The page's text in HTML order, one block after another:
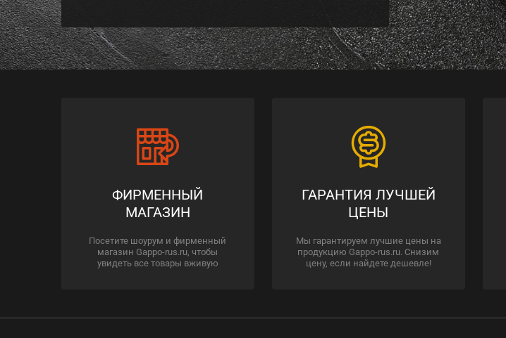
ФИРМЕННЫЙ
МАГАЗИН
Посетите шоурум и фирменный
магазин Gappo-rus.ru, чтобы
увидеть все товары вживую
ГАРАНТИЯ ЛУЧШЕЙ
ЦЕНЫ
Мы гарантируем лучшие цены на
продукцию Gappo-rus.ru. Снизим
цену, если найдете дешевле!